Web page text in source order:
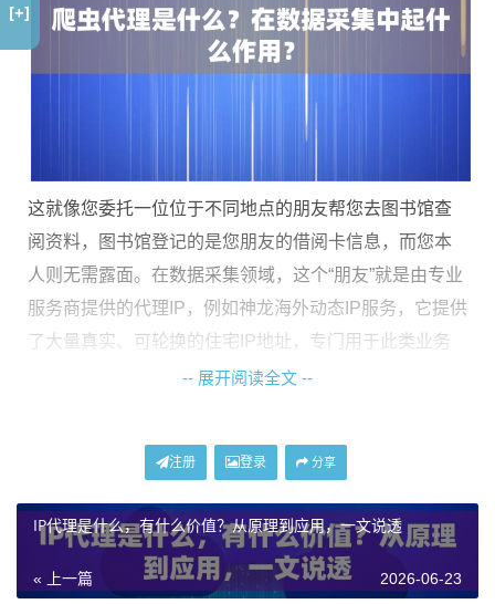
这就像您委托一位位于不同地点的朋友帮您去图书馆查
阅资料，图书馆登记的是您朋友的借阅卡信息，而您本
人则无需露面。在数据采集领域，这个“朋友”就是由专业
服务商提供的代理IP，例如神龙海外动态IP服务，它提供
了大量真实、可轮换的住宅IP地址，专门用于此类业务
快遇到瓶颈。目标网站为了维护服务器稳定、防止资源
滥用和保护数据安全，通常会设置反爬虫机制。这些机
制会监控访问频率、识别行为模式，一旦发现异常，就
-- 展开阅读全文 --
注册 登录 分享
IP代理是什么，有什么价值？从原理到应用，一文说透
« 上一篇 2026-06-23
[+]